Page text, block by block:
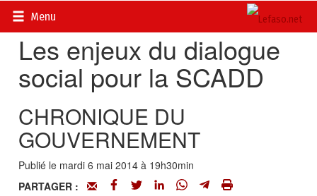
Menu
Accueil>
Les enjeux du dialogue
social pour la SCADD
CHRONIQUE DU
GOUVERNEMENT
Publié le mardi 6 mai 2014 à 19h30min
PARTAGER :